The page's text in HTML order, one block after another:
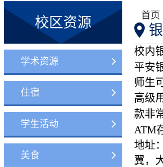
校区资源
学术资源
住宿
学生活动
美食
首页
校内
平安
师生
高级
款非
ATM
地址
翼，